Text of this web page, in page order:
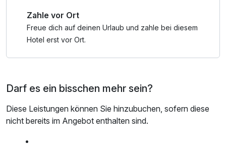
In Schöningen erwartet Sie das Forschungsmuseum
Paläon, das als Attraktion die "Schöninger Speere" bietet.
Dombauhütte, ein Rundgang durch die Gassen mit liebevoll
beliebten Sommer-Events (genaue Daten finden sie auf
der Homepage der Stadt Königslutter am Elm):
Zahle vor Ort
Freue dich auf deinen Urlaub und zahle bei diesem
Hotel erst vor Ort.
Darf es ein bisschen mehr sein?
Diese Leistungen können Sie hinzubuchen, sofern diese
nicht bereits im Angebot enthalten sind.